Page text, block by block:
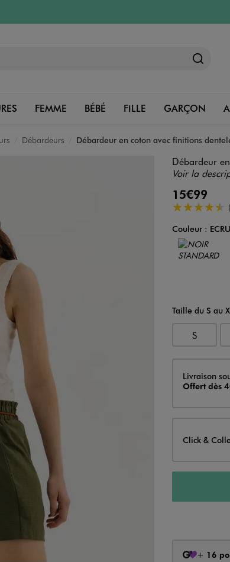
FEMME BÉBÉ FILLE GARÇON
Débardeurs Débardeur en coton avec finitions
Débardeur
Voir la
15€99
4.5/5 de
Couleur
Couleur : ECRU
Choisissez
Taille du S au
S
Livraison
Livraison
Offert dès
Click &
+ 16